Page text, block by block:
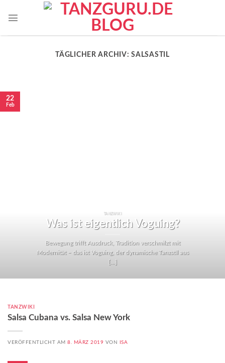
TÄGLICHER ARCHIV:SALSASTIL
TANZWIKI
Was ist eigentlich Voguing?
Bewegung trifft Ausdruck, Tradition verschmilzt mit
Modernität – das ist Voguing, der dynamische Tanzstil aus
[...]
22
Feb
TANZWIKI
Salsa Cubana vs. Salsa New York
VERÖFFENTLICHT AM8. MÄRZ 2019 VON ISA